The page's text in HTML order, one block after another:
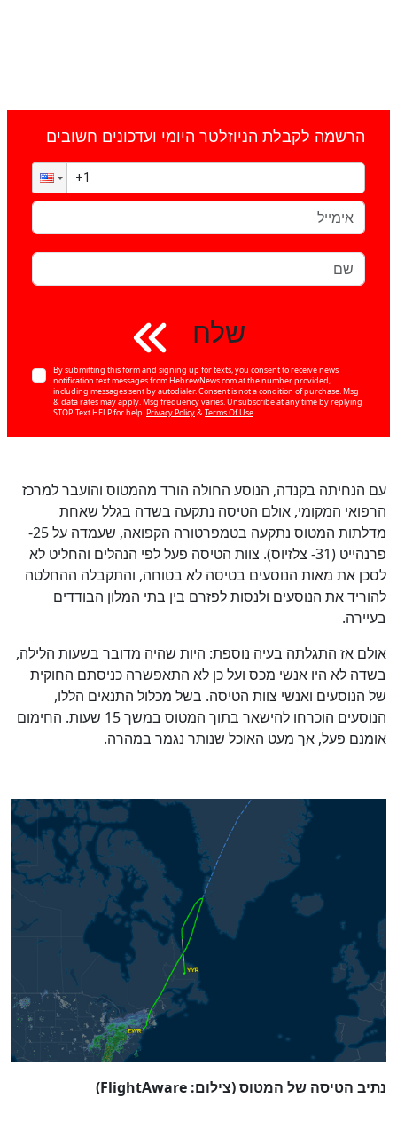
הרשמה לקבלת הניוזלטר היומי ועדכונים חשובים
שלח
By submitting this form and signing up for texts, you consent to receive news
notification text messages from HebrewNews.com at the number provided,
including messages sent by autodialer. Consent is not a condition of purchase. Msg
& data rates may apply. Msg frequency varies. Unsubscribe at any time by replying
STOP. Text HELP for help. Privacy Policy& Terms Of Use
עם הנחיתה בקנדה, הנוסע החולה הורד מהמטוס והועבר למרכז
הרפואי המקומי, אולם הטיסה נתקעה בשדה בגלל שאחת
מדלתות המטוס נתקעה בטמפרטורה הקפואה, שעמדה על 25-
פרנהייט (31- צלזיוס). צוות הטיסה פעל לפי הנהלים והחליט לא
לסכן את מאות הנוסעים בטיסה לא בטוחה, והתקבלה ההחלטה
להוריד את הנוסעים ולנסות לפזרם בין בתי המלון הבודדים
בעיירה.
אולם אז התגלתה בעיה נוספת: היות שהיה מדובר בשעות הלילה,
בשדה לא היו אנשי מכס ועל כן לא התאפשרה כניסתם החוקית
של הנוסעים ואנשי צוות הטיסה. בשל מכלול התנאים הללו,
הנוסעים הוכרחו להישאר בתוך המטוס במשך 15 שעות. החימום
אומנם פעל, אך מעט האוכל שנותר נגמר במהרה.
נתיב הטיסה של המטוס (צילום: FlightAware)